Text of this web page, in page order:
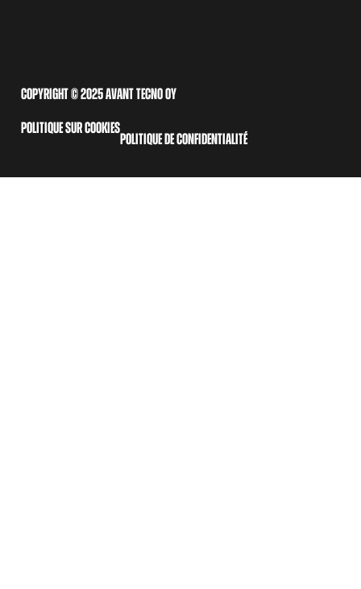
COPYRIGHT © 2025 AVANT TECNO OY
POLITIQUE SUR COOKIES
POLITIQUE DE CONFIDENTIALITÉ